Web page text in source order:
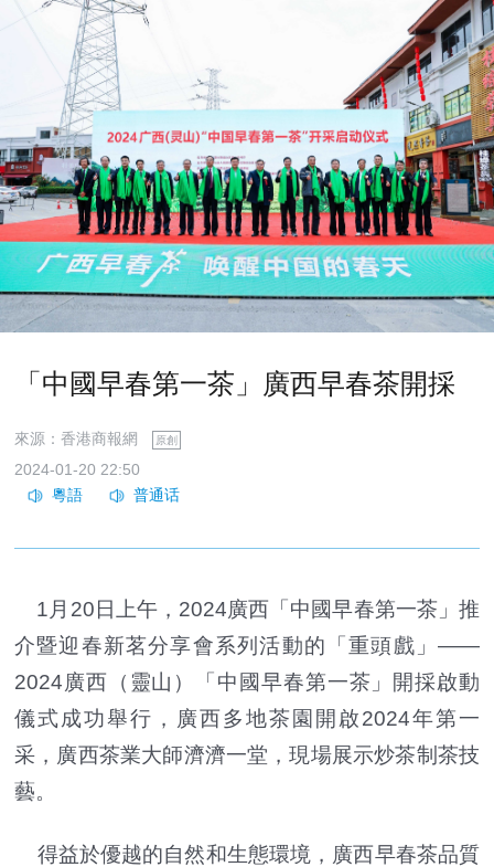
「中國早春第一茶」廣西早春茶開採
來源：香港商報網 原創
2024-01-20 22:50
1月20日上午，2024廣西「中國早春第一茶」推
介暨迎春新茗分享會系列活動的「重頭戲」——
2024廣西（靈山）「中國早春第一茶」開採啟動
儀式成功舉行，廣西多地茶園開啟2024年第一
采，廣西茶業大師濟濟一堂，現場展示炒茶制茶技
藝。
得益於優越的自然和生態環境，廣西早春茶品質